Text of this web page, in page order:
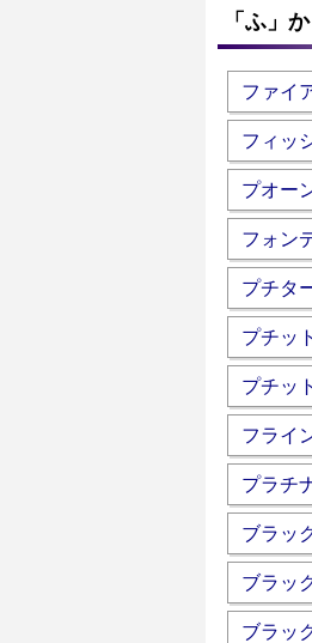
「ふ」
ファイ
フィッ
プオー
フォン
プチタ
プチッ
プチッ
フライ
プラチ
ブラッ
ブラッ
ブラッ